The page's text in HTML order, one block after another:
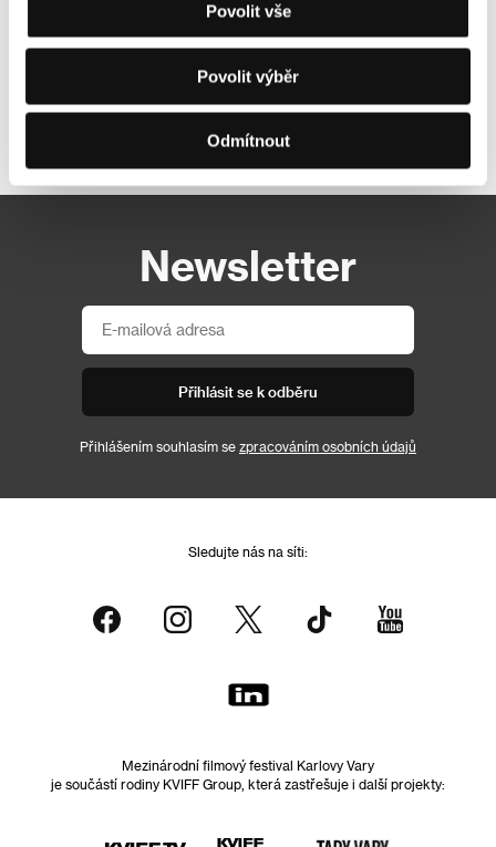
Povolit vše
Povolit výběr
Odmítnout
Další partneři
Newsletter
Přihlásit se k odběru
Přihlášením souhlasím se zpracováním osobních údajů
Sledujte nás na síti:
Mezinárodní filmový festival Karlovy Vary
je součástí rodiny KVIFF Group, která zastřešuje i další projekty: